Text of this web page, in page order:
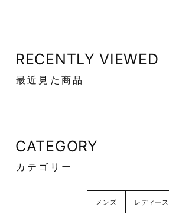
RECENTLY VIEWED
最近見た商品
CATEGORY
カテゴリー
メンズ レディース